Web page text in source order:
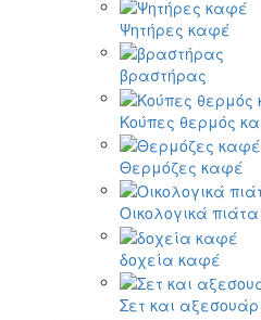
Ψητήρες καφέ
βραστήρας
Κούπες θερμός
Θερμόζες καφέ
Οικολογικά
δοχεία καφέ
Σετ και αξεσουάρ